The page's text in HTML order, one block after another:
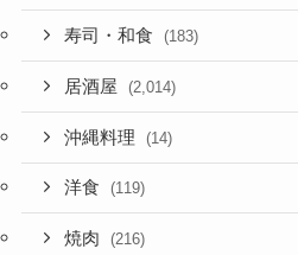
寿司・和食 (183)
居酒屋 (2,014)
沖縄料理 (14)
洋食 (119)
焼肉 (216)